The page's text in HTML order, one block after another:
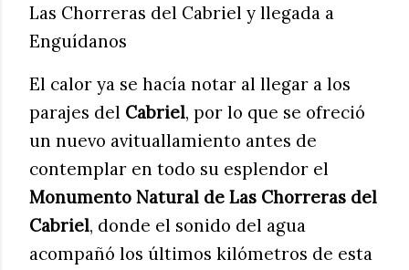
Las Chorreras del Cabriel y llegada a
Enguídanos
El calor ya se hacía notar al llegar a los
parajes del Cabriel, por lo que se ofreció
un nuevo avituallamiento antes de
contemplar en todo su esplendor el
Monumento Natural de Las Chorreras del
Cabriel, donde el sonido del agua
acompañó los últimos kilómetros de esta